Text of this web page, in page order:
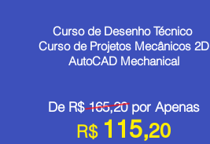
Curso de Desenho Técnico
Curso de Projetos Mecânicos 2D
AutoCAD Mechanical
De R$ 165,20 por Apenas
R$ 115,20